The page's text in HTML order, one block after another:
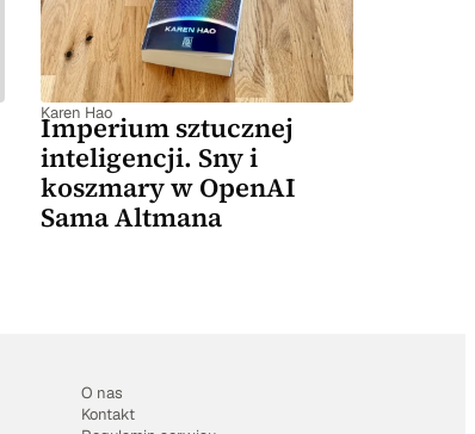
Karen Hao
Imperium sztucznej
inteligencji. Sny i
koszmary w OpenAI
Sama Altmana
O nas
Kontakt